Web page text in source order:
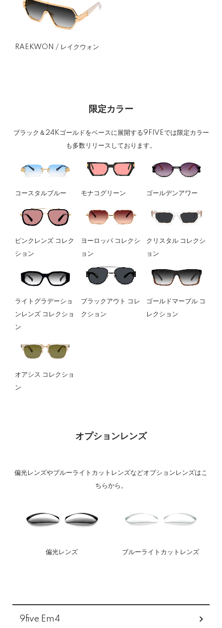
RAEKWON / レイクウォン
限定カラー
ブラック＆24Kゴールドをベースに展開する9FIVEでは限定カラー
も多数リリースしております。
コースタルブルー モナコグリーン ゴールデンアワー
ピンクレンズ コレク
ション
ヨーロッパ コレクシ
ョン
クリスタル コレクシ
ョン
ライトグラデーショ
ンレンズ コレクショ
ン
ブラックアウト コレ
クション
ゴールドマーブル コ
レクション
オアシス コレクショ
ン
オプションレンズ
偏光レンズやブルーライトカットレンズなどオプションレンズはこ
ちらから。
偏光レンズ ブルーライトカットレンズ
カテゴリー一覧
9five Em4